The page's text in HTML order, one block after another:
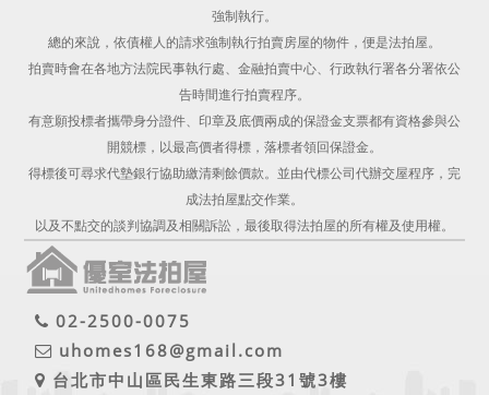
強制執行。
總的來說，依債權人的請求強制執行拍賣房屋的物件，便是法拍屋。
拍賣時會在各地方法院民事執行處、金融拍賣中心、行政執行署各分署依公
告時間進行拍賣程序。
有意願投標者攜帶身分證件、印章及底價兩成的保證金支票都有資格參與公
開競標，以最高價者得標，落標者領回保證金。
得標後可尋求代墊銀行協助繳清剩餘價款。並由代標公司代辦交屋程序，完
成法拍屋點交作業。
以及不點交的談判協調及相關訴訟，最後取得法拍屋的所有權及使用權。
02-2500-0075
uhomes168@gmail.com
台北市中山區民生東路三段31號3樓